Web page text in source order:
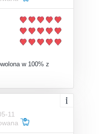
w 100% z
11